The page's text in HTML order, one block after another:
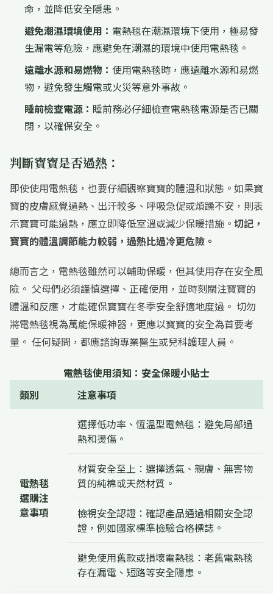
命，並降低安全隱患。
避免潮濕環境使用： 電熱毯在潮濕環境下使用，極易發
生漏電等危險，應避免在潮濕的環境中使用電熱毯。
遠離水源和易燃物： 使用電熱毯時，應遠離水源和易燃
物，避免發生觸電或火災等意外事故。
睡前檢查電源： 睡前務必仔細檢查電熱毯電源是否已關
閉，以確保安全。
判斷寶寶是否過熱：
即使使用電熱毯，也要仔細觀察寶寶的體溫和狀態。如果寶
寶的皮膚感覺過熱、出汗較多、呼吸急促或煩躁不安，則表
示寶寶可能過熱，應立即降低室溫或減少保暖措施。 切記，
寶寶的體溫調節能力較弱，過熱比過冷更危險。
總而言之，電熱毯雖然可以輔助保暖，但其使用存在安全風
險。 父母們必須謹慎選擇、正確使用，並時刻關注寶寶的
體溫和反應，才能確保寶寶在冬季安全舒適地度過。 切勿
將電熱毯視為萬能保暖神器，更應以寶寶的安全為首要考
量。 任何疑問，都應諮詢專業醫生或兒科護理人員。
電熱毯使用須知：安全保暖小貼士
類別
注意事項
電熱毯
選購注
意事項
選擇低功率、恆溫型電熱毯：避免局部過
熱和燙傷。
材質安全至上：選擇透氣、親膚、無害物
質的純棉或天然材質。
檢視安全認證：確認產品通過相關安全認
證，例如國家標準檢驗合格標誌。
避免使用舊款或損壞電熱毯：老舊電熱毯
存在漏電、短路等安全隱患。